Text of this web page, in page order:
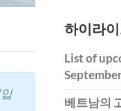
하이라
List of
베트남의